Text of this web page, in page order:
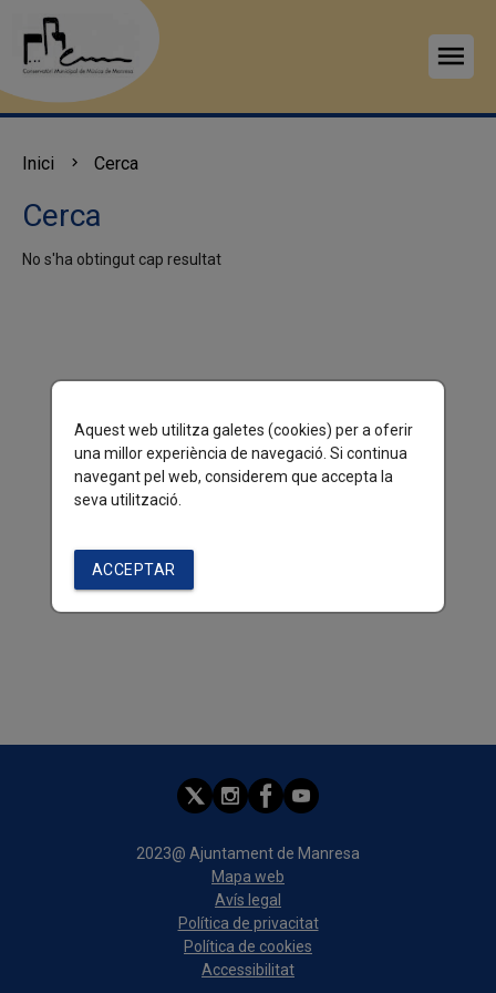
Aquest web utilitza galetes (cookies) per a oferir
una millor experiència de navegació. Si continua
navegant pel web, considerem que accepta la
seva utilització.
ACCEPTAR
menu
Inici Cerca
Cerca
No s'ha obtingut cap resultat
2023@ Ajuntament de Manresa
Mapa web
Avís legal
Política de privacitat
Política de cookies
Accessibilitat